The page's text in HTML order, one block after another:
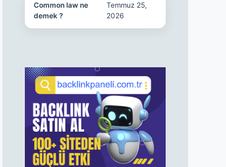
Common law ne
demek ?
Temmuz 25,
2026